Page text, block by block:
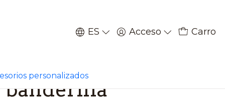
ES Acceso Carro
personalizados
bandillero con
banderilla